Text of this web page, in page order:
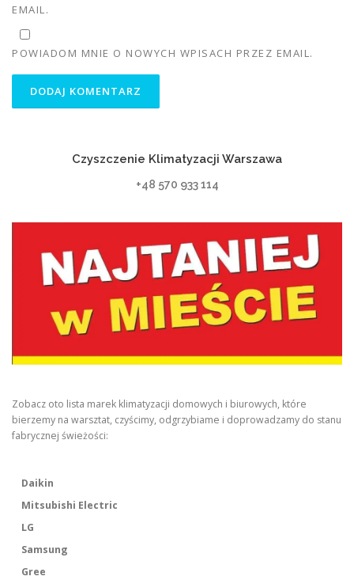
EMAIL.
POWIADOM MNIE O NOWYCH WPISACH PRZEZ EMAIL.
Czyszczenie Klimatyzacji Warszawa
+48 570 933 114
Zobacz oto lista marek klimatyzacji domowych i biurowych, które
bierzemy na warsztat, czyścimy, odgrzybiame i doprowadzamy do stanu
fabrycznej świeżości:
Daikin
Mitsubishi Electric
LG
Samsung
Gree